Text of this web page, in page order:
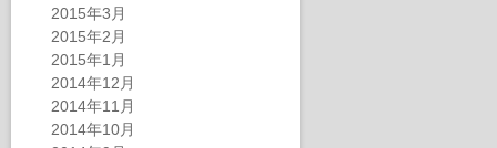
2015年3月
2015年2月
2015年1月
2014年12月
2014年11月
2014年10月